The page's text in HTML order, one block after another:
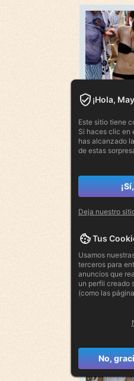
¡Hola,
Este sitio tiene
Si haces clic en
has alcanzado
de estas
Deja nuestro
Tus
Usamos
terceros para
anuncios que
un perfil creado
(como las
No,